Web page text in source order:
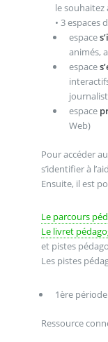
le souhaitez
• 3 espaces
espace
animés,
espace
espace
Web)
Pour accéder
s’identifier à
Ensuite, il est
Le parcours
Le livret
et pistes
Les pistes
1ère
Ressource